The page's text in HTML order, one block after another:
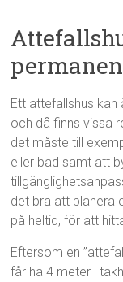
Ett attefallshus
och då finns vissa
det måste till
eller bad samt att
det bra att planera
på heltid, för att
Eftersom en
får ha 4 meter i